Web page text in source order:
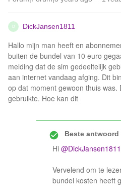
D DickJansen1811
Hallo mijn man heeft en
buiten de bundel van 10 euro
melding dat de sim gedeeltelijk
aan internet vandaag afging. Dit
op dat moment gewoon thuis was.
gebruikte. Hoe kan dit
Beste antwoord
Hi @DickJansen1811
Vervelend om te
bundel kosten heeft